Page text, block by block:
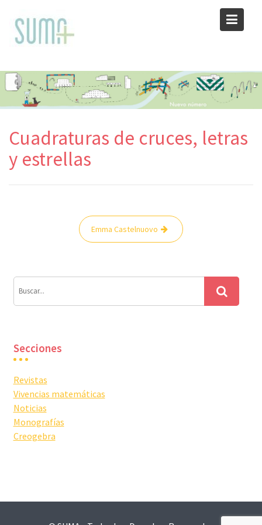
content
Cuadraturas de cruces, letras
y estrellas
Navegación
Emma Castelnuovo
Secciones
Revistas
Vivencias matemáticas
Noticias
Monografías
Creogebra